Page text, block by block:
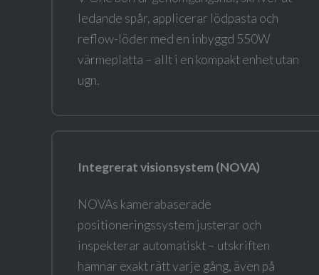
ledande spår, applicerar lödpasta och
reflow-löder med en inbyggd 550W
värmeplatta – allt i en kompakt enhet utan
ugn.
Integrerat visionsystem (NOVA)
NOVAs kamerabaserade
positioneringssystem justerar och
inspekterar automatiskt – utskriften
hamnar exakt rätt varje gång, även på